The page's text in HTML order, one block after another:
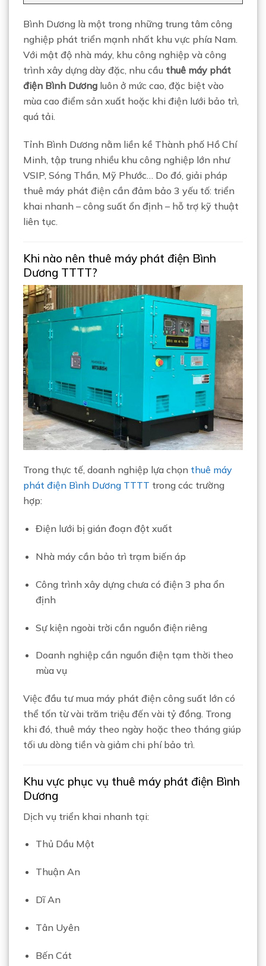
Bình Dương là một trong những trung tâm công
nghiệp phát triển mạnh nhất khu vực phía Nam.
Với mật độ nhà máy, khu công nghiệp và công
trình xây dựng dày đặc, nhu cầu thuê máy phát
điện Bình Dương luôn ở mức cao, đặc biệt vào
mùa cao điểm sản xuất hoặc khi điện lưới bảo trì,
quá tải.
Tỉnh Bình Dương nằm liền kề Thành phố Hồ Chí
Minh , tập trung nhiều khu công nghiệp lớn như
VSIP, Sóng Thần, Mỹ Phước… Do đó, giải pháp
thuê máy phát điện cần đảm bảo 3 yếu tố: triển
khai nhanh – công suất ổn định – hỗ trợ kỹ thuật
liên tục.
Khi nào nên thuê máy phát điện Bình
Dương TTTT?
Trong thực tế, doanh nghiệp lựa chọn thuê máy
phát điện Bình Dương TTTT trong các trường
hợp:
Điện lưới bị gián đoạn đột xuất
Nhà máy cần bảo trì trạm biến áp
Công trình xây dựng chưa có điện 3 pha ổn
định
Sự kiện ngoài trời cần nguồn điện riêng
Doanh nghiệp cần nguồn điện tạm thời theo
mùa vụ
Việc đầu tư mua máy phát điện công suất lớn có
thể tốn từ vài trăm triệu đến vài tỷ đồng. Trong
khi đó, thuê máy theo ngày hoặc theo tháng giúp
tối ưu dòng tiền và giảm chi phí bảo trì.
Khu vực phục vụ thuê máy phát điện Bình
Dương
Dịch vụ triển khai nhanh tại:
Thủ Dầu Một
Thuận An
Dĩ An
Tân Uyên
Bến Cát